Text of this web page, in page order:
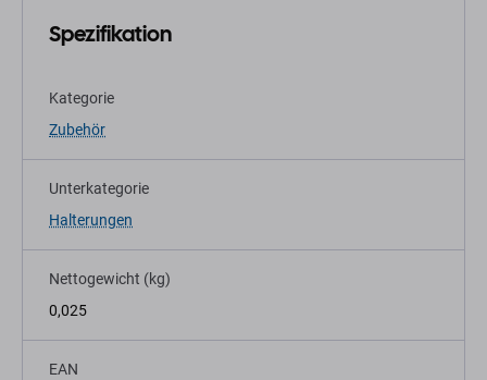
Spezifikation
Kategorie
Zubehör
Unterkategorie
Halterungen
Nettogewicht (kg)
0,025
EAN